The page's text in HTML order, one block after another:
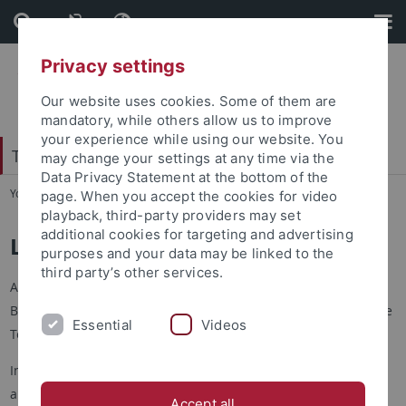
Skip
to
content
Skip
to
footer
Tübingen Center for Digital Education
You are here: Startseite ... Studium
Lehre am TüCeDE
Am TüCeDE gestalten wir Lehre im Bereich der digitalen
Bildung mit klarem Fokus auf das Lernen mit und über digitale
Technologien.
In unseren Lehrveranstaltungen legen wir besonderen Wert
auf die Vermittlung forschungsbasierter Grundlagen, einen
Privacy settings
Our website uses cookies. Some of them are
mandatory, while others allow us to improve
your experience while using our website. You
may change your settings at any time via the
Data Privacy Statement at the bottom of the
page. When you accept the cookies for video
playback, third-party providers may set
additional cookies for targeting and advertising
purposes and your data may be linked to the
third party’s other services.
Essential Videos